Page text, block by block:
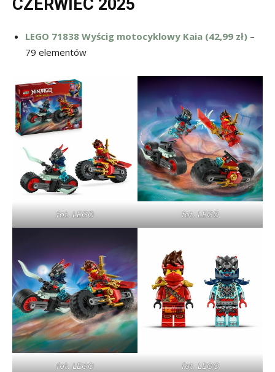
CZERWIEC 2025
LEGO 71838 Wyścig motocyklowy Kaia (42,99 zł) –
79 elementów
fot. LEGO fot. LEGO
fot. LEGO fot. LEGO